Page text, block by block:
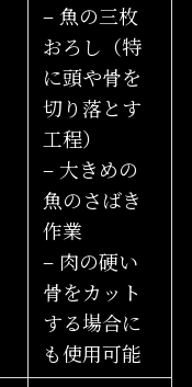
– 魚の三枚
おろし（特
に頭や骨を
切り落とす
工程）
– 大きめの
魚のさばき
作業
– 肉の硬い
骨をカット
する場合に
も使用可能